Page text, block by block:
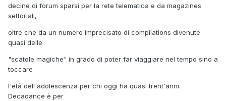
decine di forum sparsi per la rete telematica e da magazines
settoriali,
oltre che da un numero imprecisato di compilations divenute
quasi delle
"scatole magiche" in grado di poter far viaggiare nel tempo sino a
toccare
l'età dell'adolescenza per chi oggi ha quasi trent'anni.
Decadance è per